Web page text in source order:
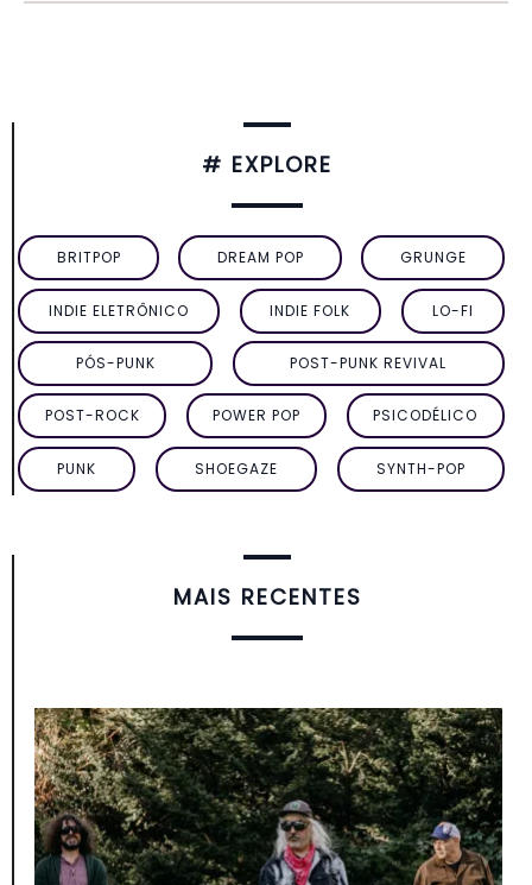
# EXPLORE
BRITPOP DREAM POP GRUNGE
INDIE ELETRÔNICO INDIE FOLK LO-FI
PÓS-PUNK POST-PUNK REVIVAL
POST-ROCK POWER POP PSICODÉLICO
PUNK SHOEGAZE SYNTH-POP
MAIS RECENTES